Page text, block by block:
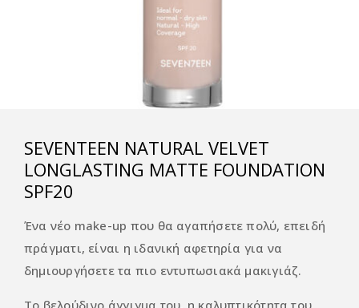
SEVENTEEN NATURAL VELVET
LONGLASTING MATTE FOUNDATION
SPF20
Ένα νέο make-up που θα αγαπήσετε πολύ, επειδή
πράγματι, είναι η ιδανική αφετηρία για να
δημιουργήσετε τα πιο εντυπωσιακά μακιγιάζ.